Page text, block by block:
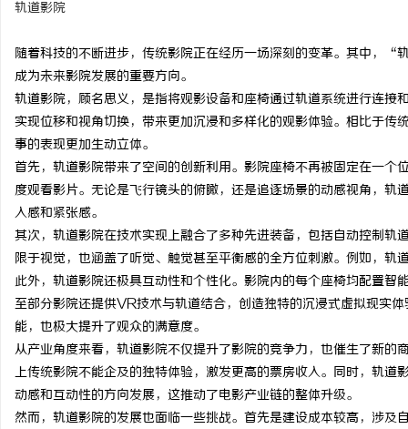
轨道影院
随着科技的不断进步，传统影院正在经历一场深刻的变革。其中，
成为未来影院发展的重要方向。
轨道影院，顾名思义，是指将观影设备和座椅通过轨道系统进行连
实现位移和视角切换，带来更加沉浸和多样化的观影体验。相比于
事的表现更加生动立体。
首先，轨道影院带来了空间的创新利用。影院座椅不再被固定在一
度观看影片。无论是飞行镜头的俯瞰，还是追逐场景的动感视角，
入感和紧张感。
其次，轨道影院在技术实现上融合了多种先进装备，包括自动控制
限于视觉，也涵盖了听觉、触觉甚至平衡感的全方位刺激。例如，
此外，轨道影院还极具互动性和个性化。影院内的每个座椅均配置
至部分影院还提供VR技术与轨道结合，创造独特的沉浸式虚拟现实
能，也极大提升了观众的满意度。
从产业角度来看，轨道影院不仅提升了影院的竞争力，也催生了新
上传统影院不能企及的独特体验，激发更高的票房收入。同时，轨
动感和互动性的方向发展，这推动了电影产业链的整体升级。
然而，轨道影院的发展也面临一些挑战。首先是建设成本较高，涉